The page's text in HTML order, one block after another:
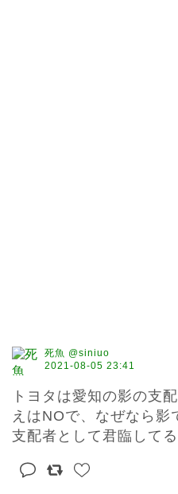
死魚 @siniuo
2021-08-05 23:41
トヨタは愛知の影の支
えはNOで、なぜなら影
支配者として君臨して